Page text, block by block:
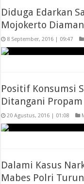
Diduga Edarkan
Mojokerto
8 September, 2016 | 09:47
Positif Konsumsi
Ditangani Propam
20 Agustus, 2016 | 01:08
Dalami Kasus
Mabes Polri